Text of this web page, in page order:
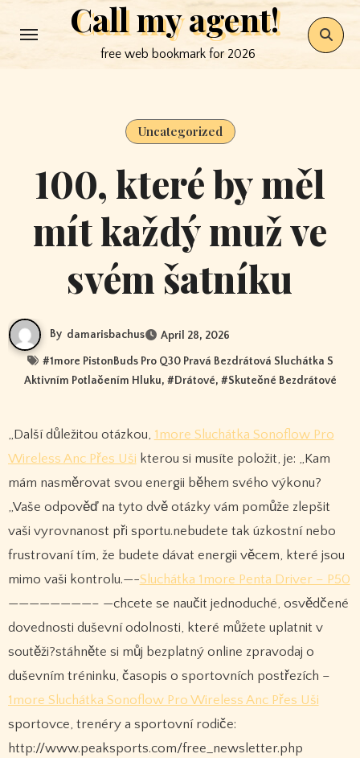
to
Call my agent!
free web bookmark for 2026
Uncategorized
100, které by měl
mít každý muž ve
svém šatníku
By damarisbachus April 28, 2026
#1more PistonBuds Pro Q30 Pravá Bezdrátová Sluchátka S
Aktivním Potlačením Hluku, #Drátové, #Skutečné Bezdrátové
„Další důležitou otázkou, 1more Sluchátka Sonoflow Pro
Wireless Anc Přes Uši kterou si musíte položit, je: „Kam
mám nasměrovat svou energii během svého výkonu?
„Vaše odpověď na tyto dvě otázky vám pomůže zlepšit
vaši vyrovnanost při sportu.nebudete tak úzkostní nebo
frustrovaní tím, že budete dávat energii věcem, které jsou
mimo vaši kontrolu.—-Sluchátka 1more Penta Driver – P50
————————– —chcete se naučit jednoduché, osvědčené
dovednosti duševní odolnosti, které můžete uplatnit v
soutěži?stáhněte si můj bezplatný online zpravodaj o
duševním tréninku, časopis o sportovních postřezích –
1more Sluchátka Sonoflow Pro Wireless Anc Přes Uši
sportovce, trenéry a sportovní rodiče:
http://www.peaksports.com/free_newsletter.php